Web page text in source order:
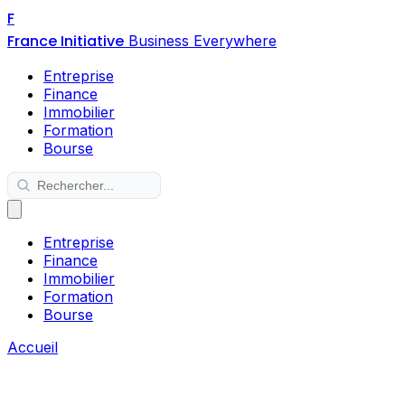
F
France Initiative Business Everywhere
Entreprise
Finance
Immobilier
Formation
Bourse
Entreprise
Finance
Immobilier
Formation
Bourse
Accueil